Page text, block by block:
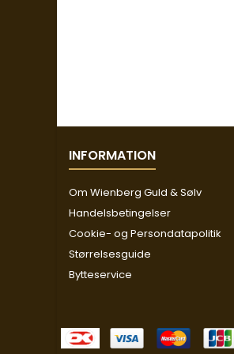
INFORMATION
Om Wienberg Guld & Sølv
Handelsbetingelser
Cookie- og Persondatapolitik
Størrelsesguide
Bytteservice